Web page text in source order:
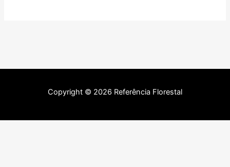
Copyright © 2026 Referência Florestal